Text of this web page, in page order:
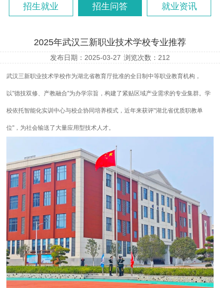
招生就业 招生问答 就业资讯
2025年武汉三新职业技术学校专业推荐
发布日期：2025-03-27 浏览次数： 212
武汉三新职业技术学校作为湖北省教育厅批准的全日制中等职业教育机构，
以"德技双修、产教融合"为办学宗旨，构建了紧贴区域产业需求的专业集群。学
校依托智能化实训中心与校企协同培养模式，近年来获评"湖北省优质职教单
位"，为社会输送了大量应用型技术人才。